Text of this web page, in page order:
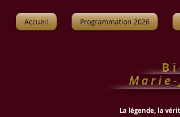
Accueil Programmation 2026
B
La légende, la